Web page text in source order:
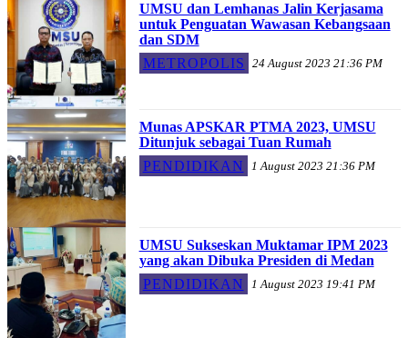
UMSU dan Lemhanas Jalin Kerjasama
untuk Penguatan Wawasan Kebangsaan
dan SDM
METROPOLIS
24 August 2023 21:36 PM
Munas APSKAR PTMA 2023, UMSU
Ditunjuk sebagai Tuan Rumah
PENDIDIKAN
1 August 2023 21:36 PM
UMSU Sukseskan Muktamar IPM 2023
yang akan Dibuka Presiden di Medan
PENDIDIKAN
1 August 2023 19:41 PM